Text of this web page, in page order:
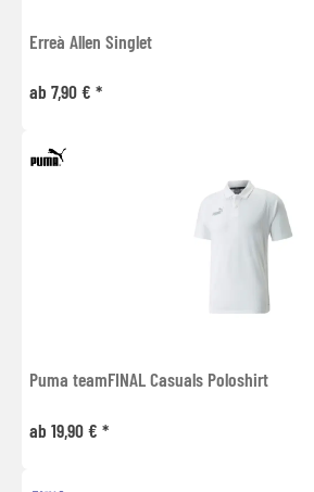
Erreà Allen Singlet
ab 7,90 € *
Puma teamFINAL Casuals Poloshirt
ab 19,90 € *